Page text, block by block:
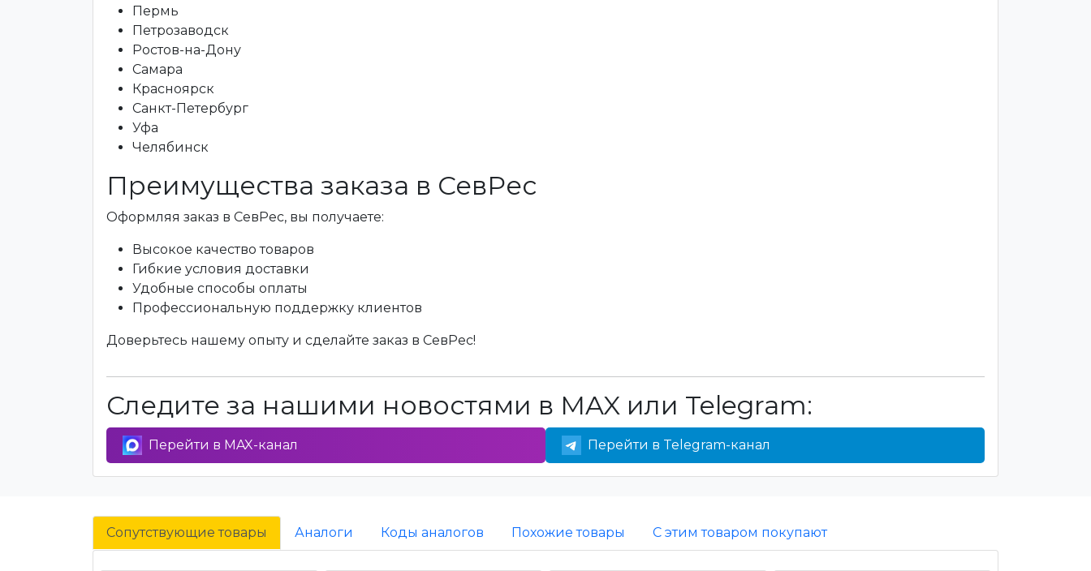
Пермь
Петрозаводск
Ростов-на-Дону
Самара
Красноярск
Санкт-Петербург
Уфа
Челябинск
Преимущества заказа в СевРес
Оформляя заказ в СевРес, вы получаете:
Высокое качество товаров
Гибкие условия доставки
Удобные способы оплаты
Профессиональную поддержку клиентов
Доверьтесь нашему опыту и сделайте заказ в СевРес!
Следите за нашими новостями в MAX или Telegram:
Перейти в MAX-канал Перейти в Telegram-канал
Сопутствующие товары Аналоги Коды аналогов Похожие товары С этим товаром покупают